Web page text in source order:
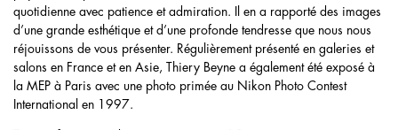
quotidienne avec patience et admiration. Il en a rapporté des images
d’une grande esthétique et d’une profonde tendresse que nous nous
réjouissons de vous présenter. Régulièrement présenté en galeries et
salons en France et en Asie, Thiery Beyne a également été exposé à
la MEP à Paris avec une photo primée au Nikon Photo Contest
International en 1997.